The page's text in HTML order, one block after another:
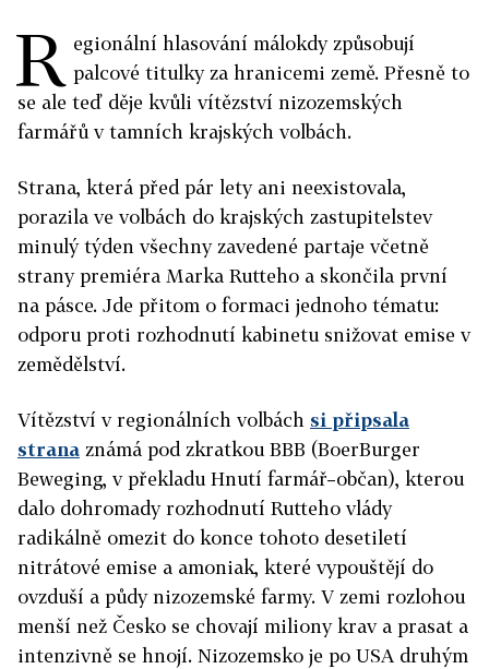
R egionální hlasování málokdy způsobují
palcové titulky za hranicemi země. Přesně to
se ale teď děje kvůli vítězství nizozemských
farmářů v tamních krajských volbách.
Strana, která před pár lety ani neexistovala,
porazila ve volbách do krajských zastupitelstev
minulý týden všechny zavedené partaje včetně
strany premiéra Marka Rutteho a skončila první
na pásce. Jde přitom o formaci jednoho tématu:
odporu proti rozhodnutí kabinetu snižovat emise v
zemědělství.
Vítězství v regionálních volbách si připsala
strana známá pod zkratkou BBB (BoerBurger
Beweging, v překladu Hnutí farmář–občan), kterou
dalo dohromady rozhodnutí Rutteho vlády
radikálně omezit do konce tohoto desetiletí
nitrátové emise a amoniak, které vypouštějí do
ovzduší a půdy nizozemské farmy. V zemi rozlohou
menší než Česko se chovají miliony krav a prasat a
intenzivně se hnojí. Nizozemsko je po USA druhým